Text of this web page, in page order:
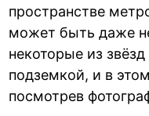
пространстве
может быть даже
некоторые из
подземкой, и в
посмотрев